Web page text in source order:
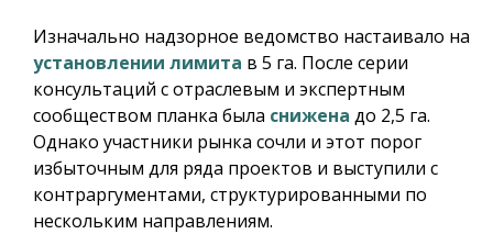
Изначально надзорное ведомство настаивало на
установлении лимита в 5 га. После серии
консультаций с отраслевым и экспертным
сообществом планка была снижена до 2,5 га.
Однако участники рынка сочли и этот порог
избыточным для ряда проектов и выступили с
контраргументами, структурированными по
нескольким направлениям.